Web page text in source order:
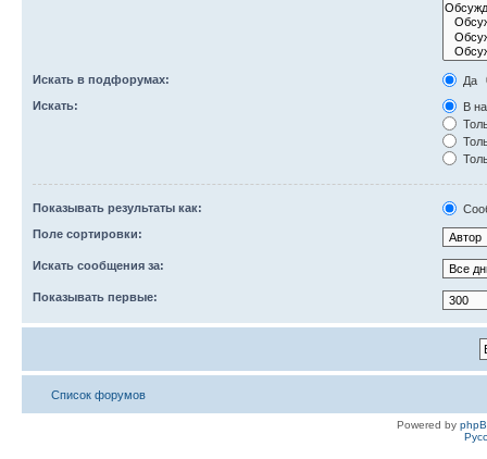
Искать в подфорумах:
Да
Искать:
В
Показывать результаты как:
Поле сортировки:
Искать сообщения за:
Показывать первые:
Список форумов
Powered by